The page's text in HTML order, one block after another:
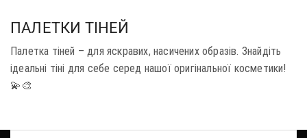
ПАЛЕТКИ ТІНЕЙ
Палетка тіней – для яскравих, насичених образів. Знайдіть
ідеальні тіні для себе серед нашої оригінальної косметики!
💫🎨